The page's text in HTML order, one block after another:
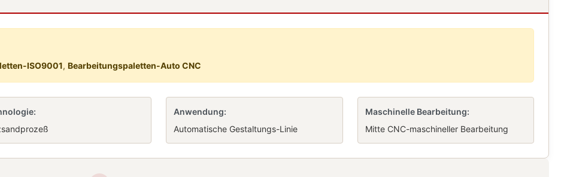
ISO9001, Bearbeitungspaletten-Auto CNC
Anwendung:
Automatische Gestaltungs-Linie
Maschinelle Bearbeitung:
Mitte CNC-maschineller Bearbeitung